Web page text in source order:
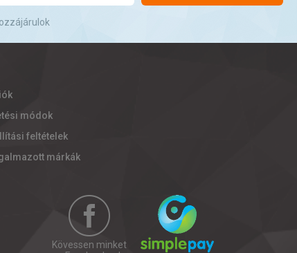
módok
feltételek
márkák
Kövessen minket